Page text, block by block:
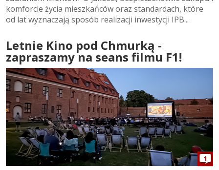
komforcie życia mieszkańców oraz standardach, które
od lat wyznaczają sposób realizacji inwestycji IPB...
Letnie Kino pod Chmurką -
zapraszamy na seans filmu F1!
1